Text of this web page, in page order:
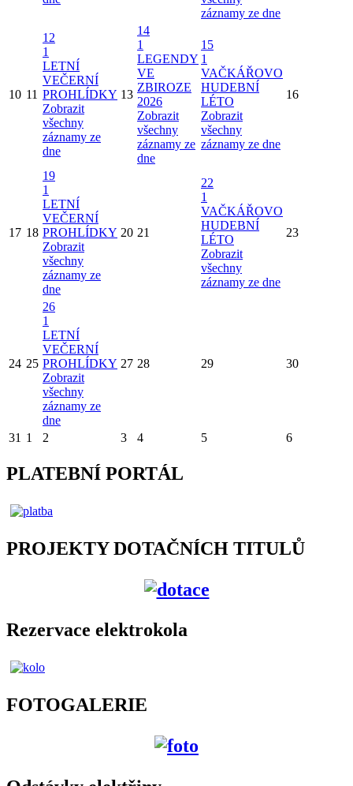
záznamy ze dne
10 11
12
1
LETNÍ
VEČERNÍ
PROHLÍDKY
Zobrazit
všechny
záznamy ze
dne
13
14
1
LEGENDY
VE
ZBIROZE
2026
Zobrazit
všechny
záznamy ze
dne
15
1
VAČKÁŘOVO
HUDEBNÍ
LÉTO
Zobrazit
všechny
záznamy ze dne
16
17 18
19
1
LETNÍ
VEČERNÍ
PROHLÍDKY
Zobrazit
všechny
záznamy ze
dne
20 21
22
1
VAČKÁŘOVO
HUDEBNÍ
LÉTO
Zobrazit
všechny
záznamy ze dne
23
24 25
26
1
LETNÍ
VEČERNÍ
PROHLÍDKY
Zobrazit
všechny
záznamy ze
dne
27 28 29 30
31 1 2 3 4 5 6
PLATEBNÍ PORTÁL
PROJEKTY DOTAČNÍCH TITULŮ
Rezervace elektrokola
FOTOGALERIE